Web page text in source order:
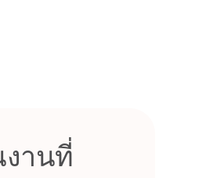
งานที่